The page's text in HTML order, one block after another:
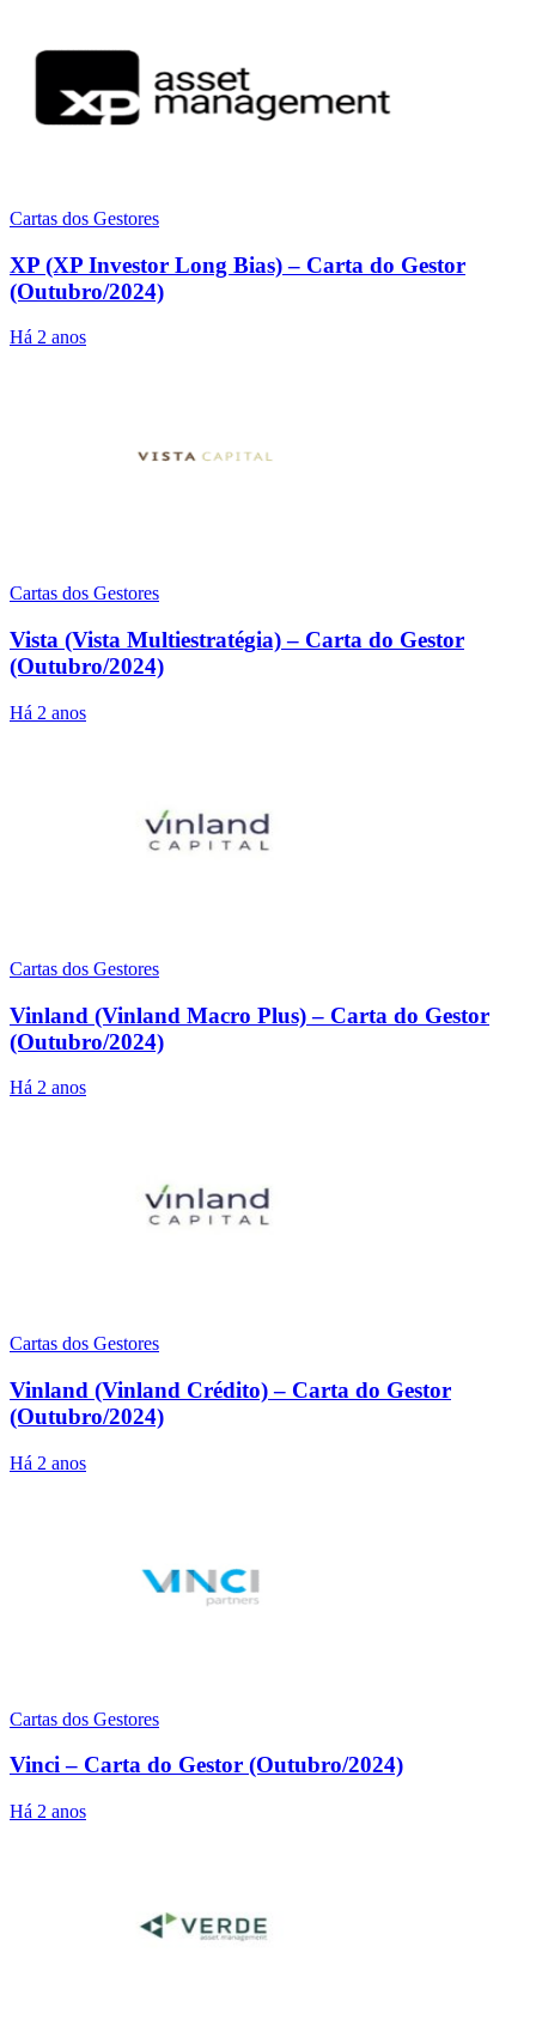
Cartas dos Gestores
XP (XP Investor Long Bias) – Carta do Gestor
(Outubro/2024)
Há 2 anos
Cartas dos Gestores
Vista (Vista Multiestratégia) – Carta do Gestor
(Outubro/2024)
Há 2 anos
Cartas dos Gestores
Vinland (Vinland Macro Plus) – Carta do Gestor
(Outubro/2024)
Há 2 anos
Cartas dos Gestores
Vinland (Vinland Crédito) – Carta do Gestor
(Outubro/2024)
Há 2 anos
Cartas dos Gestores
Vinci – Carta do Gestor (Outubro/2024)
Há 2 anos